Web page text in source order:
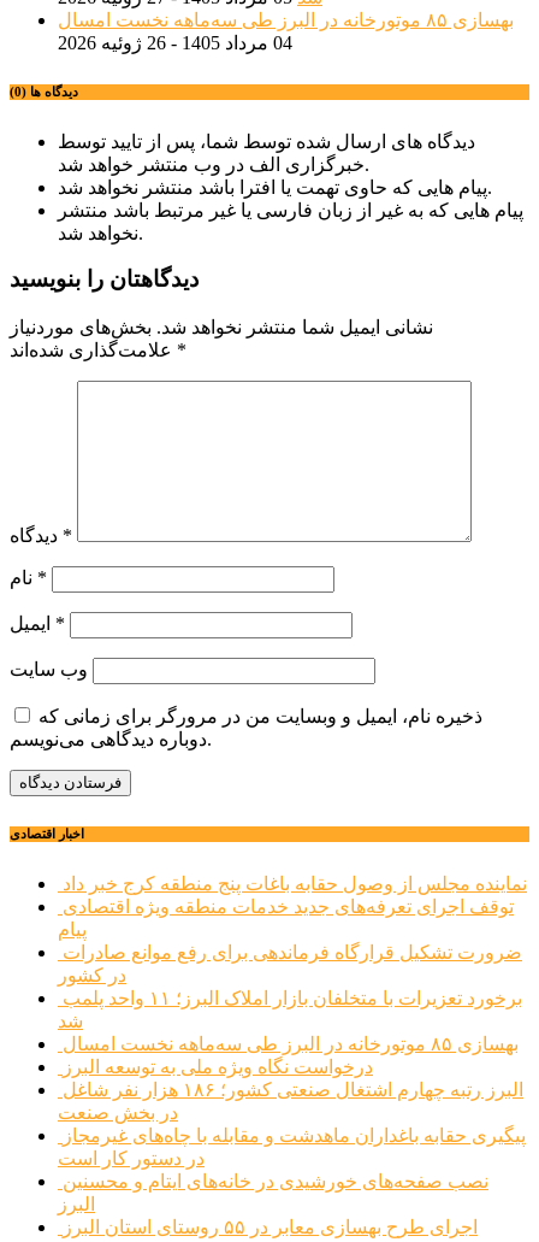
بهسازی ۸۵ موتورخانه در البرز طی سه‌ماهه نخست امسال
04 مرداد 1405 - 26 ژوئیه 2026
دیدگاه ها (0)
دیدگاه های ارسال شده توسط شما، پس از تایید توسط
خبرگزاری الف در وب منتشر خواهد شد.
پیام هایی که حاوی تهمت یا افترا باشد منتشر نخواهد شد.
پیام هایی که به غیر از زبان فارسی یا غیر مرتبط باشد منتشر
نخواهد شد.
دیدگاهتان را بنویسید
نشانی ایمیل شما منتشر نخواهد شد. بخش‌های موردنیاز
*
*
*
*
وب‌ سایت
ذخیره نام، ایمیل و وبسایت من در مرورگر برای زمانی که
دوباره دیدگاهی می‌نویسم.
اخبار اقتصادی
نماینده مجلس از وصول حقابه باغات پنج منطقه کرج خبر داد
پیام
در کشور
شد
بهسازی ۸۵ موتورخانه در البرز طی سه‌ماهه نخست امسال
درخواست نگاه ویژه ملی به توسعه البرز
در بخش صنعت
در دستور کار است
البرز
اجرای طرح بهسازی معابر در ۵۵ روستای استان البرز